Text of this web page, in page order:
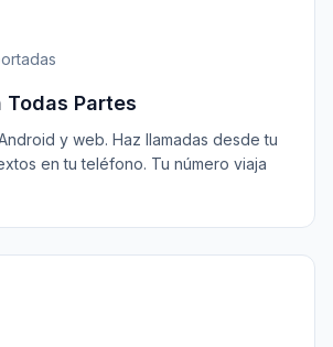
Todas Partes
y web. Haz llamadas desde tu
en tu teléfono. Tu número viaja